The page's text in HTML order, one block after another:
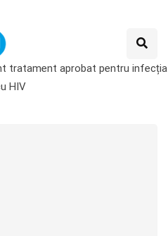
tratament aprobat pentru infecția
HIV